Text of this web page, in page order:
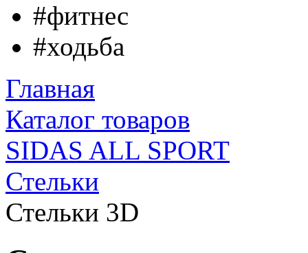
#фитнес
#ходьба
Главная
Каталог товаров
SIDAS ALL SPORT
Стельки
Стельки 3D